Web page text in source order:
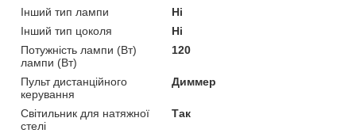
Інший тип лампи
Ні
Інший тип цоколя
Ні
Потужність лампи (Вт)
лампи (Вт)
120
Пульт дистанційного
керування
Диммер
Світильник для натяжної
стелі
Так